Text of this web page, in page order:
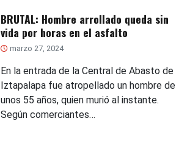
BRUTAL: Hombre arrollado queda sin
vida por horas en el asfalto
marzo 27, 2024
En la entrada de la Central de Abasto de
Iztapalapa fue atropellado un hombre de
unos 55 años, quien murió al instante.
Según comerciantes…